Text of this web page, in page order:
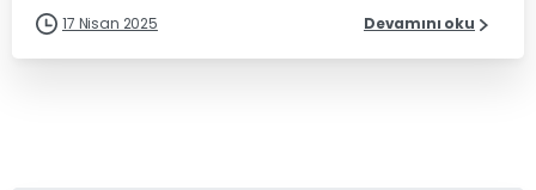
17 Nisan 2025 Devamını oku